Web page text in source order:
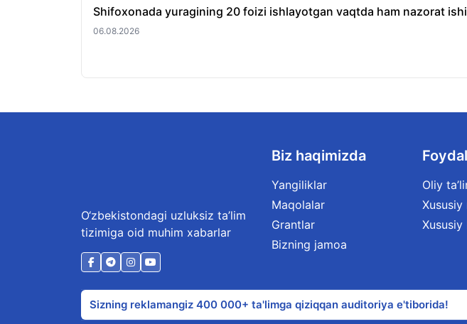
Shifoxonada yuragining 20 foizi ishlayotgan vaqtda ham nazorat
06.08.2026
O‘zbekistondagi uzluksiz ta’lim
tizimiga oid muhim xabarlar
Biz haqimizda
Yangiliklar
Maqolalar
Grantlar
Bizning jamoa
Oliy
Xususiy
Sizning reklamangiz 400 000+ ta'limga qiziqqan auditoriya e'tiborida!